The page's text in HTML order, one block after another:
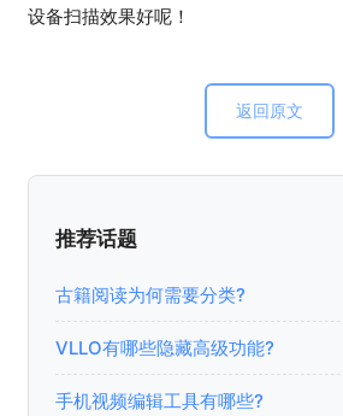
设备扫描效果好呢！
返回原文
推荐话题
古籍阅读为何需要分类?
VLLO有哪些隐藏高级功能?
手机视频编辑工具有哪些?